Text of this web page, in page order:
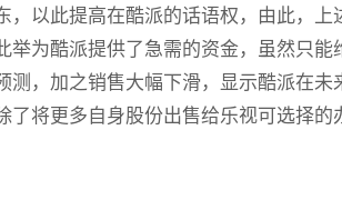
，以此提高在酷派的话语权，由此，上
举为酷派提供了急需的资金，虽然只能
测，加之销售大幅下滑，显示酷派在未
了将更多自身股份出售给乐视可选择的